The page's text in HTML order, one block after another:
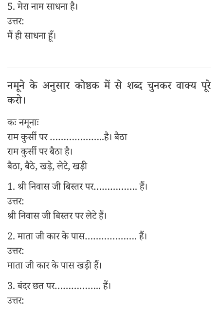
5. मेरा नाम साधना है।
उत्तर:
मैं ही साधना हूँ।
नमूने के अनुसार कोष्ठक में से शब्द चुनकर वाक्य पूरे
करो।
कः नमूनाः
राम कुर्सी पर ………………..है। बैठा
राम कुर्सी पर बैठा है।
बैठा, बैठे, खड़े, लेटे, खड़ी
1. श्री निवास जी बिस्तर पर……………. हैं।
उत्तर:
श्री निवास जी बिस्तर पर लेटे हैं।
2. माता जी कार के पास………………. हैं।
उत्तर:
माता जी कार के पास खड़ी हैं।
3. बंदर छत पर…………….. हैं।
उत्तर: